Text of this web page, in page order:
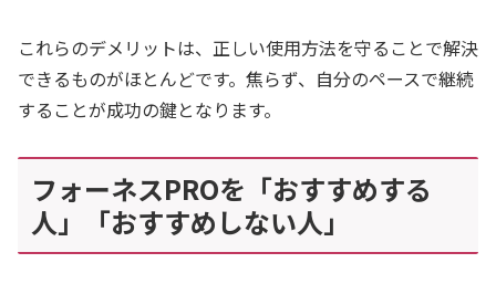
これらのデメリットは、正しい使用方法を守ることで解決
できるものがほとんどです。焦らず、自分のペースで継続
することが成功の鍵となります。
フォーネスPROを「おすすめする
人」「おすすめしない人」